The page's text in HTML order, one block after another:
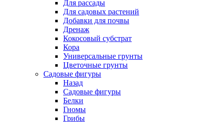
Для рассады
Для садовых растений
Добавки для почвы
Дренаж
Кокосовый субстрат
Кора
Универсальные грунты
Цветочные грунты
Садовые фигуры
Назад
Садовые фигуры
Белки
Гномы
Грибы